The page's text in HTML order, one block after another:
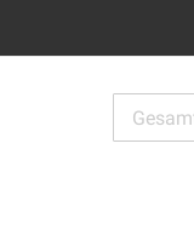
Search